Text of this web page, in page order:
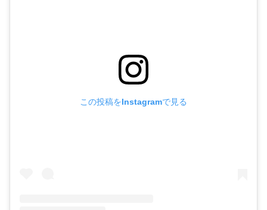
この投稿をInstagramで見る